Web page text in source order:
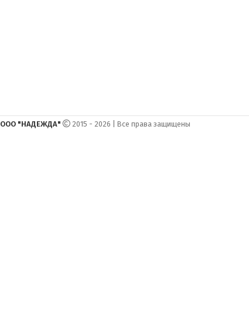
ООО "НАДЕЖДА" 2015 - 2026 | Все права защищены